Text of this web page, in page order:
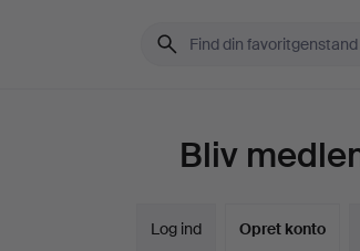
Bliv
Log ind Opret konto